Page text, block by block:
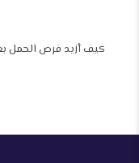
كيف أزيد فرص الحمل